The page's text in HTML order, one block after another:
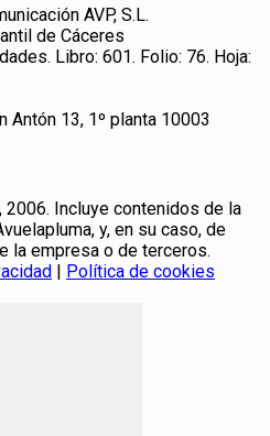
AVP, S.L.
de Cáceres
Libro: 601. Folio: 76. Hoja:
Antón 13, 1º planta 10003
Incluye contenidos de la
y, en su caso, de
la empresa o de terceros.
Política de cookies